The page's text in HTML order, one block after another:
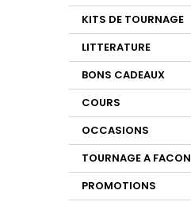
KITS DE TOURNAGE
LITTERATURE
BONS CADEAUX
COURS
OCCASIONS
TOURNAGE A FACON
PROMOTIONS